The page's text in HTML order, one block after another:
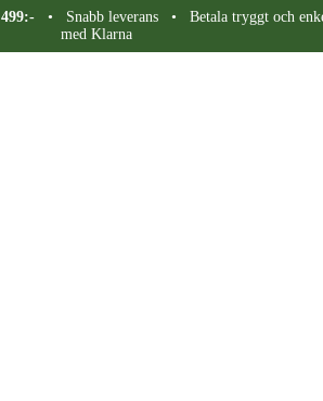
499:-• Snabb leverans • Betala tryggt och
med Klarna